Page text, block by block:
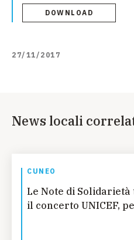
DOWNLOAD
27/11/2017
News locali
CUNEO
Le Note di Solidarietà
il concerto UNICEF,